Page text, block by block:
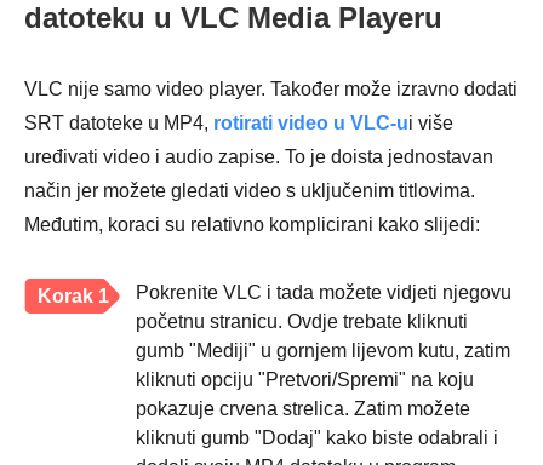
datoteku u VLC Media Playeru
VLC nije samo video player. Također može izravno dodati
SRT datoteke u MP4, rotirati video u VLC-ui više
uređivati video i audio zapise. To je doista jednostavan
način jer možete gledati video s uključenim titlovima.
Međutim, koraci su relativno komplicirani kako slijedi:
Korak 1
Pokrenite VLC i tada možete vidjeti njegovu
početnu stranicu. Ovdje trebate kliknuti
gumb "Mediji" u gornjem lijevom kutu, zatim
kliknuti opciju "Pretvori/Spremi" na koju
pokazuje crvena strelica. Zatim možete
kliknuti gumb "Dodaj" kako biste odabrali i